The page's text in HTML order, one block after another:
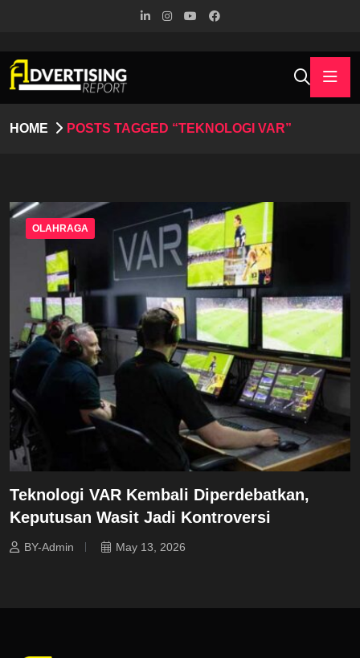
HOME POSTS TAGGED “TEKNOLOGI VAR”
OLAHRAGA
Teknologi VAR Kembali Diperdebatkan,
Keputusan Wasit Jadi Kontroversi
BY-Admin May 13, 2026